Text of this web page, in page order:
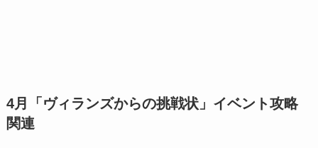
4月「ヴィランズからの挑戦状」イベント攻略
関連